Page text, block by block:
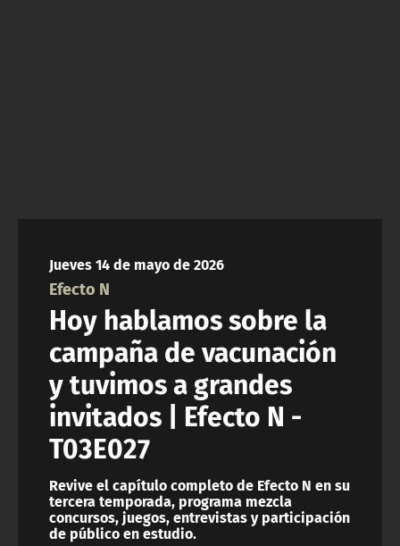
Jueves 14 de mayo de 2026
Efecto N
Hoy hablamos sobre la
campaña de vacunación
y tuvimos a grandes
invitados | Efecto N -
T03E027
Revive el capítulo completo de Efecto N en su
tercera temporada, programa mezcla
concursos, juegos, entrevistas y participación
de público en estudio.